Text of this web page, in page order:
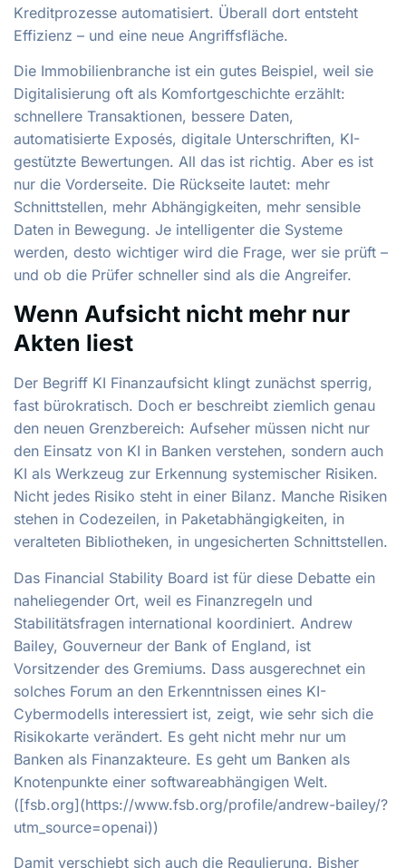
Kreditprozesse automatisiert. Überall dort entsteht
Effizienz – und eine neue Angriffsfläche.
Die Immobilienbranche ist ein gutes Beispiel, weil sie
Digitalisierung oft als Komfortgeschichte erzählt:
schnellere Transaktionen, bessere Daten,
automatisierte Exposés, digitale Unterschriften, KI-
gestützte Bewertungen. All das ist richtig. Aber es ist
nur die Vorderseite. Die Rückseite lautet: mehr
Schnittstellen, mehr Abhängigkeiten, mehr sensible
Daten in Bewegung. Je intelligenter die Systeme
werden, desto wichtiger wird die Frage, wer sie prüft –
und ob die Prüfer schneller sind als die Angreifer.
Wenn Aufsicht nicht mehr nur
Akten liest
Der Begriff KI Finanzaufsicht klingt zunächst sperrig,
fast bürokratisch. Doch er beschreibt ziemlich genau
den neuen Grenzbereich: Aufseher müssen nicht nur
den Einsatz von KI in Banken verstehen, sondern auch
KI als Werkzeug zur Erkennung systemischer Risiken.
Nicht jedes Risiko steht in einer Bilanz. Manche Risiken
stehen in Codezeilen, in Paketabhängigkeiten, in
veralteten Bibliotheken, in ungesicherten Schnittstellen.
Das Financial Stability Board ist für diese Debatte ein
naheliegender Ort, weil es Finanzregeln und
Stabilitätsfragen international koordiniert. Andrew
Bailey, Gouverneur der Bank of England, ist
Vorsitzender des Gremiums. Dass ausgerechnet ein
solches Forum an den Erkenntnissen eines KI-
Cybermodells interessiert ist, zeigt, wie sehr sich die
Risikokarte verändert. Es geht nicht mehr nur um
Banken als Finanzakteure. Es geht um Banken als
Knotenpunkte einer softwareabhängigen Welt.
([fsb.org](https://www.fsb.org/profile/andrew-bailey/?
utm_source=openai))
Damit verschiebt sich auch die Regulierung. Bisher